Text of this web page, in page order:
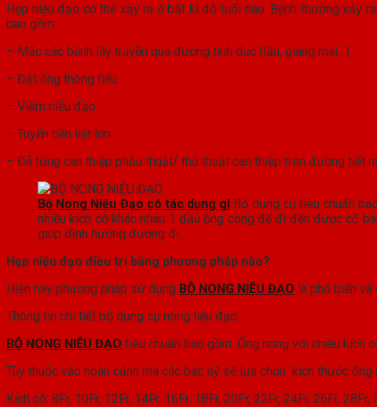
Hẹp niệu đạo có thể xảy ra ở bất kì độ tuổi nào. Bệnh thường xảy
bao gồm:
– Mắc các bệnh lây truyền qua đường tình dục (lậu, giang mai…)
– Đặt ống thông tiểu.
– Viêm niệu đạo.
– Tuyến tiền liệt lớn.
– Đã từng can thiệp phẫu thuật/ thủ thuật can thiệp trên đường tiết
Bộ Nong Niệu Đạo có tác dụng gì Bộ dụng cụ tiêu chuẩn
nhiều kích cỡ khác nhau 1 đầu ống cong để đi đến được cổ
giúp định hướng đường đi.
Hẹp niệu đạo điều trị bằng phương pháp nào?
Hiện nay phương pháp sử dụng BỘ NONG NIỆU ĐẠO là phổ biến và
Thông tin chi tiết bộ dụng cụ nong liệu đạo:
BỘ NONG NIỆU ĐẠO tiêu chuẩn bao gồm: Ống nong với nhiều
Tùy thuộc vào hoàn cảnh mà các bác sỹ sẽ lựa chọn kích thước ống
Kích cỡ: 8Fr, 10Fr, 12Fr, 14Fr, 16Fr, 18Fr, 20Fr, 22Fr, 24Fr, 26Fr,